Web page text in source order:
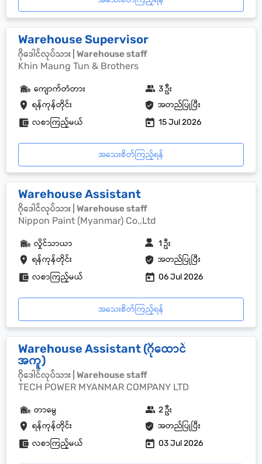
Warehouse Supervisor
ဂိုဒေါင်လုပ်သား | Warehouse staff
Khin Maung Tun & Brothers
ရန်ကုန်တိုင်း အတည်ပြုပြီး
ကျောက်တံတား 3 ဦး
လစာကြည့်မယ် 15 Jul 2026
အသေးစိတ်ကြည့်ရန်
Warehouse Assistant
ဂိုဒေါင်လုပ်သား | Warehouse staff
Nippon Paint (Myanmar) Co.,Ltd
ရန်ကုန်တိုင်း အတည်ပြုပြီး
လှိုင်သာယာ 1 ဦး
လစာကြည့်မယ် 06 Jul 2026
အသေးစိတ်ကြည့်ရန်
Warehouse Assistant (ဂိုထောင်
အကူ)
ဂိုဒေါင်လုပ်သား | Warehouse staff
TECH POWER MYANMAR COMPANY LTD
ရန်ကုန်တိုင်း အတည်ပြုပြီး
တာမွေ 2 ဦး
လစာကြည့်မယ် 03 Jul 2026